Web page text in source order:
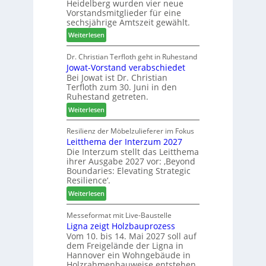
e
n
i
P
r
o
u
k
t
s
u
c
e
d
e
r
t
N
a
c
h
b
e
s
e
r
u
n
g
e
n
Heidelberg wurden vier neue
Vorstandsmitglieder für eine
sechsjährige Amtszeit gewählt.
Weiterlesen:
V
e
r
s
a
m
m
l
u
n
g
:
N
e
u
e
r
V
o
r
Dr. Christian Terfloth geht in Ruhestand
Jowat-Vorstand verabschiedet
Bei Jowat ist Dr. Christian
Terfloth zum 30. Juni in den
Ruhestand getreten.
Weiterlesen:
J
o
w
a
t
-
V
o
r
s
t
a
n
d
Resilienz der Möbelzulieferer im Fokus
Leitthema der Interzum 2027
Die Interzum stellt das Leitthema
ihrer Ausgabe 2027 vor: ‚Beyond
Boundaries: Elevating Strategic
Resilience‘.
Weiterlesen:
L
e
i
t
t
h
Messeformat mit Live-Baustelle
Ligna zeigt Holzbauprozess
Vom 10. bis 14. Mai 2027 soll auf
dem Freigelände der Ligna in
Hannover ein Wohngebäude in